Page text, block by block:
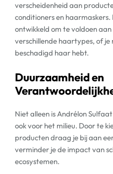
verscheidenheid aan
conditioners en
ontwikkeld om te voldoen
verschillende haartypes, of je
beschadigd haar hebt.
Duurzaamheid en
Niet alleen is Andrélon
ook voor het milieu. Door te
producten draag je bij aan
verminder je de impact van
ecosystemen.